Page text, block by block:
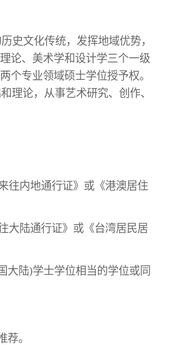
史文化传统，发挥地域优势，
论、美术学和设计学三个一级
个专业领域硕士学位授予权。
理论，从事艺术研究、创作、
往内地通行证》或《港澳居住
大陆通行证》或《台湾居民居
大陆)学士学位相当的学位或同
。